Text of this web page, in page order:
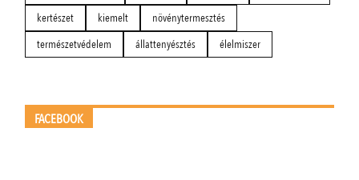
kertészet
kiemelt
növénytermesztés
természetvédelem
állattenyésztés élelmiszer
FACEBOOK